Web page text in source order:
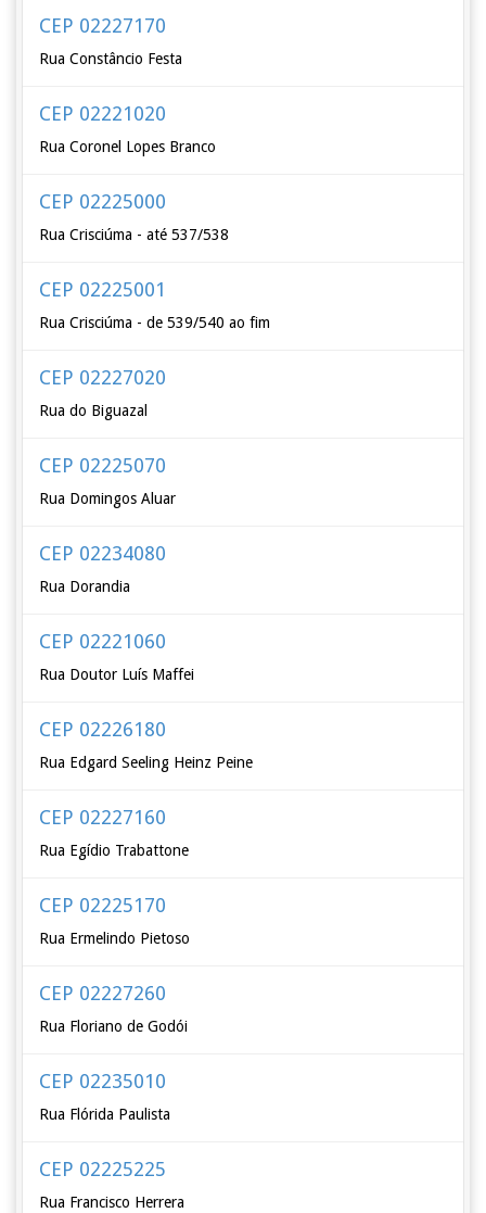
CEP 02227170
Rua Constâncio Festa
CEP 02221020
Rua Coronel Lopes Branco
CEP 02225000
Rua Crisciúma - até 537/538
CEP 02225001
Rua Crisciúma - de 539/540 ao fim
CEP 02227020
Rua do Biguazal
CEP 02225070
Rua Domingos Aluar
CEP 02234080
Rua Dorandia
CEP 02221060
Rua Doutor Luís Maffei
CEP 02226180
Rua Edgard Seeling Heinz Peine
CEP 02227160
Rua Egídio Trabattone
CEP 02225170
Rua Ermelindo Pietoso
CEP 02227260
Rua Floriano de Godói
CEP 02235010
Rua Flórida Paulista
CEP 02225225
Rua Francisco Herrera